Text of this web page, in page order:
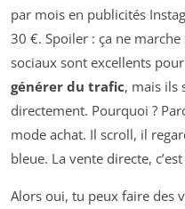
par mois en publicités
30 €. Spoiler : ça ne
sociaux sont excellents pour
générer du trafic, mais ils
directement. Pourquoi ?
mode achat. Il scroll, il
bleue. La vente directe,
Alors oui, tu peux faire des